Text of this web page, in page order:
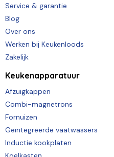
Service & garantie
Blog
Over ons
Werken bij Keukenloods
Zakelijk
Keukenapparatuur
Afzuigkappen
Combi-magnetrons
Fornuizen
Geïntegreerde vaatwassers
Inductie kookplaten